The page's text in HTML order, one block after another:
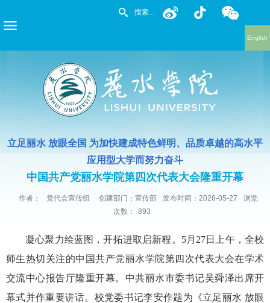
English
立足丽水 放眼全国 为加快建成特色鲜明、品质卓越的高水平
应用型大学而努力奋斗
中国共产党丽水学院第四次代表大会隆重开幕
作者： 党代会宣传组 创建部门：宣传部 发布时间：2026-05-27
浏览
次数：
893
凝心聚力绘蓝图，开拓进取启新程。5月27日上午，全校
师生热切关注的中国共产党丽水学院第四次代表大会在学术
交流中心报告厅隆重开幕。中共丽水市委书记吴舜泽出席开
幕式并作重要讲话。校党委书记李安作题为《立足丽水 放眼